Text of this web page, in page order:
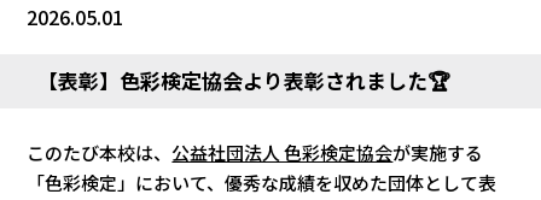
2026.05.01
【表彰】色彩検定協会より表彰されました🏆
このたび本校は、 公益社団法人 色彩検定協会が実施する
「色彩検定」において、優秀な成績を収めた団体として表